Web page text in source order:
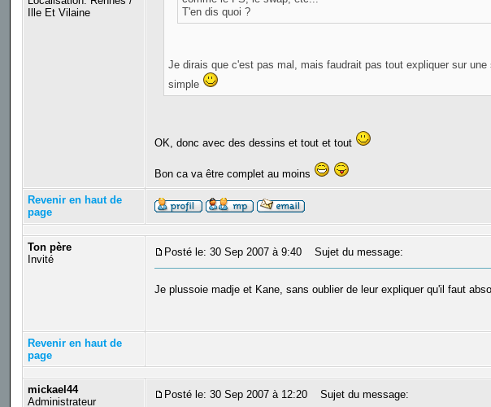
Ille Et Vilaine
T'en dis quoi ?
Je dirais que c'est pas mal, mais faudrait pas tout expliquer sur
simple
OK, donc avec des dessins et tout et tout
Bon ca va être complet au moins
Revenir en haut de
page
Ton père
Invité
Posté le: 30 Sep 2007 à 9:40 Sujet du message:
Je plussoie madje et Kane, sans oublier de leur expliquer qu'il faut
Revenir en haut de
page
mickael44
Administrateur
Posté le: 30 Sep 2007 à 12:20 Sujet du message: